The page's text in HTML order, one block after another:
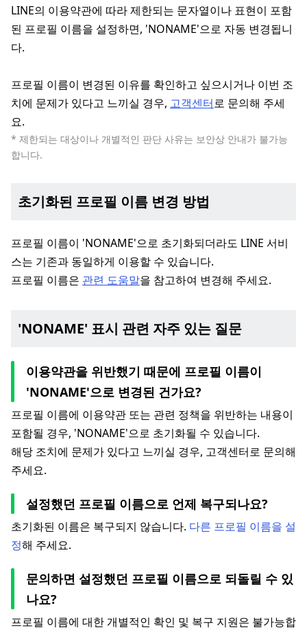
LINE의 이용약관에 따라 제한되는 문자열이나 표현이 포함
된 프로필 이름을 설정하면, 'NONAME'으로 자동 변경됩니
다.
프로필 이름이 변경된 이유를 확인하고 싶으시거나 이번 조
치에 문제가 있다고 느끼실 경우, 고객센터로 문의해 주세
요.
* 제한되는 대상이나 개별적인 판단 사유는 보안상 안내가 불가능
합니다.
초기화된 프로필 이름 변경 방법
프로필 이름이 'NONAME'으로 초기화되더라도 LINE 서비
스는 기존과 동일하게 이용할 수 있습니다.
프로필 이름은 관련 도움말을 참고하여 변경해 주세요.
'NONAME' 표시 관련 자주 있는 질문
이용약관을 위반했기 때문에 프로필 이름이
'NONAME'으로 변경된 건가요?
프로필 이름에 이용약관 또는 관련 정책을 위반하는 내용이
포함될 경우, 'NONAME'으로 초기화될 수 있습니다.
해당 조치에 문제가 있다고 느끼실 경우, 고객센터로 문의해
주세요.
설정했던 프로필 이름으로 언제 복구되나요?
초기화된 이름은 복구되지 않습니다. 다른 프로필 이름을 설
정해 주세요.
문의하면 설정했던 프로필 이름으로 되돌릴 수 있
나요?
프로필 이름에 대한 개별적인 확인 및 복구 지원은 불가능합